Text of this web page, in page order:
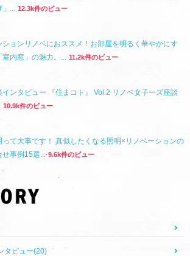
」...
12.3k件のビュー
ションリノベにおススメ！お部屋を明るく華やかにす
室内窓」の魅力。...
11.2k件のビュー
インタビュー 『住まコト』 Vol.2 リノベ女子ーズ座談
10.9k件のビュー
って大事です！ 真似したくなる照明×リノベーションの
事例15選...
9.6k件のビュー
タビュー(20)